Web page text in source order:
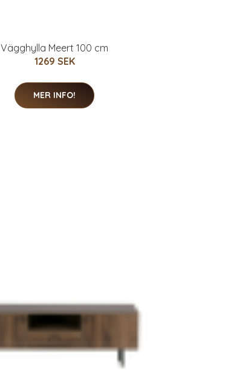
Vägghylla Meert 100 cm
1269 SEK
MER INFO!